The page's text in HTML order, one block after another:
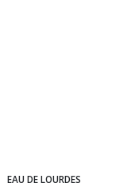
EAU DE LOURDES